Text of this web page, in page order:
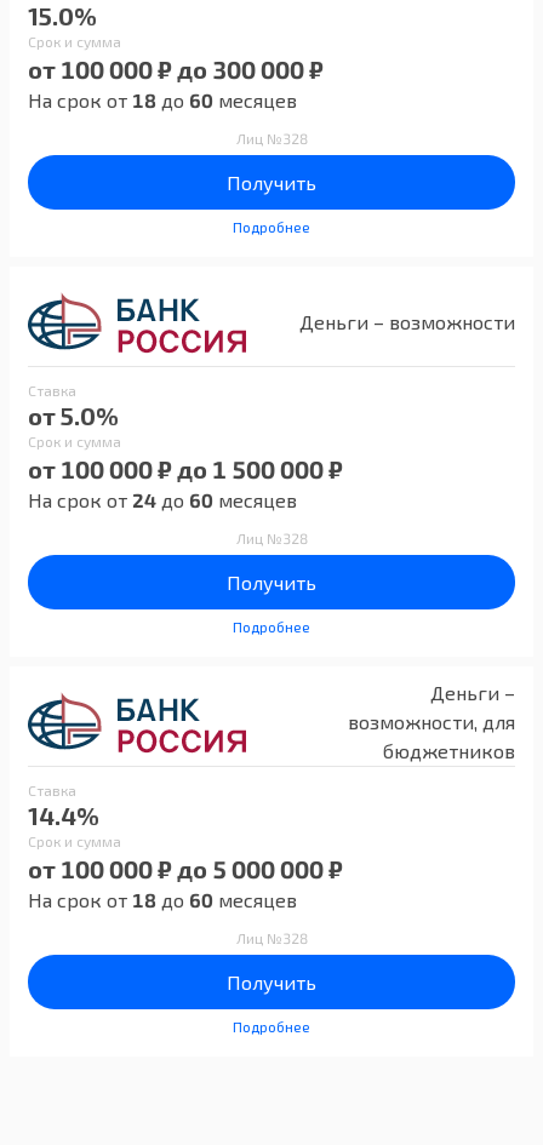
15.0%
Срок и сумма
от 100 000 ₽ до 300 000 ₽
На срок от 18 до 60 месяцев
Лиц №328
Получить
Подробнее
Деньги – возможности
Ставка
от 5.0%
Срок и сумма
от 100 000 ₽ до 1 500 000 ₽
На срок от 24 до 60 месяцев
Лиц №328
Получить
Подробнее
Деньги –
возможности, для
бюджетников
Ставка
14.4%
Срок и сумма
от 100 000 ₽ до 5 000 000 ₽
На срок от 18 до 60 месяцев
Лиц №328
Получить
Подробнее